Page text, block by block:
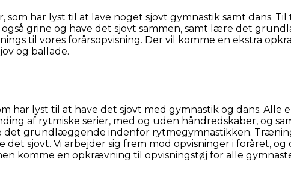
som har lyst til at lave noget sjovt gymnastik samt dans.
grine og have det sjovt sammen, samt lære det
til vores forårsopvisning. Der vil komme en ekstra
og ballade.
har lyst til at have det sjovt med gymnastik og dans.
af rytmiske serier, med og uden håndredskaber, og
grundlæggende indenfor rytmegymnastikken.
det sjovt. Vi arbejder sig frem mod opvisninger i foråret,
komme en opkrævning til opvisningstøj for alle